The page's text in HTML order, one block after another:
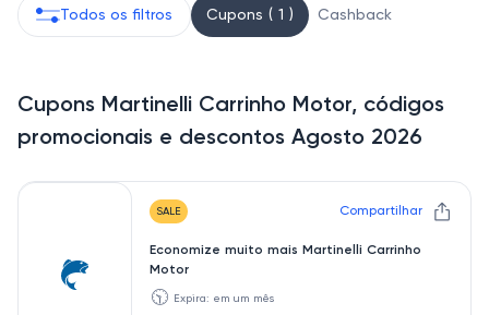
Todos os filtros Cupons ( 1 ) Cashback
Cupons Martinelli Carrinho Motor, códigos
promocionais e descontos Agosto 2026
SALE Compartilhar
Economize muito mais Martinelli Carrinho
Motor
🕥 Expira: em um mês